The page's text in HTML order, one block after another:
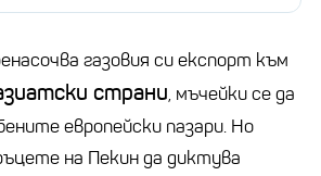
газовия си експорт към
страни, мъчейки се да
европейски пазари. Но
на Пекин да диктува